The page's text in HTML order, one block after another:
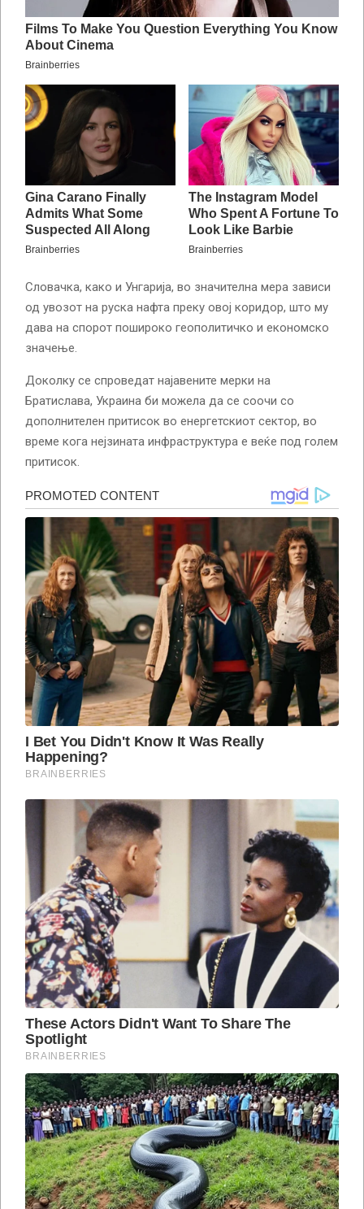
Словачка, како и Унгарија, во значителна мера зависи
од увозот на руска нафта преку овој коридор, што му
дава на спорот пошироко геополитичко и економско
значење.
Доколку се спроведат најавените мерки на
Братислава, Украина би можела да се соочи со
дополнителен притисок во енергетскиот сектор, во
време кога нејзината инфраструктура е веќе под голем
притисок.